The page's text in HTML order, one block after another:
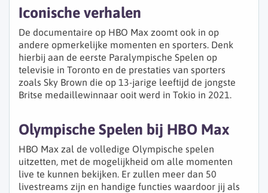
Iconische verhalen
De documentaire op HBO Max zoomt ook in op
andere opmerkelijke momenten en sporters. Denk
hierbij aan de eerste Paralympische Spelen op
televisie in Toronto en de prestaties van sporters
zoals Sky Brown die op 13-jarige leeftijd de jongste
Britse medaillewinnaar ooit werd in Tokio in 2021.
Olympische Spelen bij HBO Max
HBO Max zal de volledige Olympische spelen
uitzetten, met de mogelijkheid om alle momenten
live te kunnen bekijken. Er zullen meer dan 50
livestreams zijn en handige functies waardoor jij als